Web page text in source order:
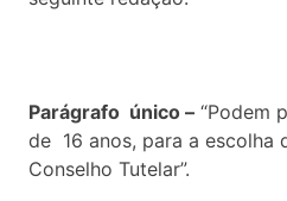
Parágrafo único – “Podem
de 16 anos, para a escolha
Conselho Tutelar”.